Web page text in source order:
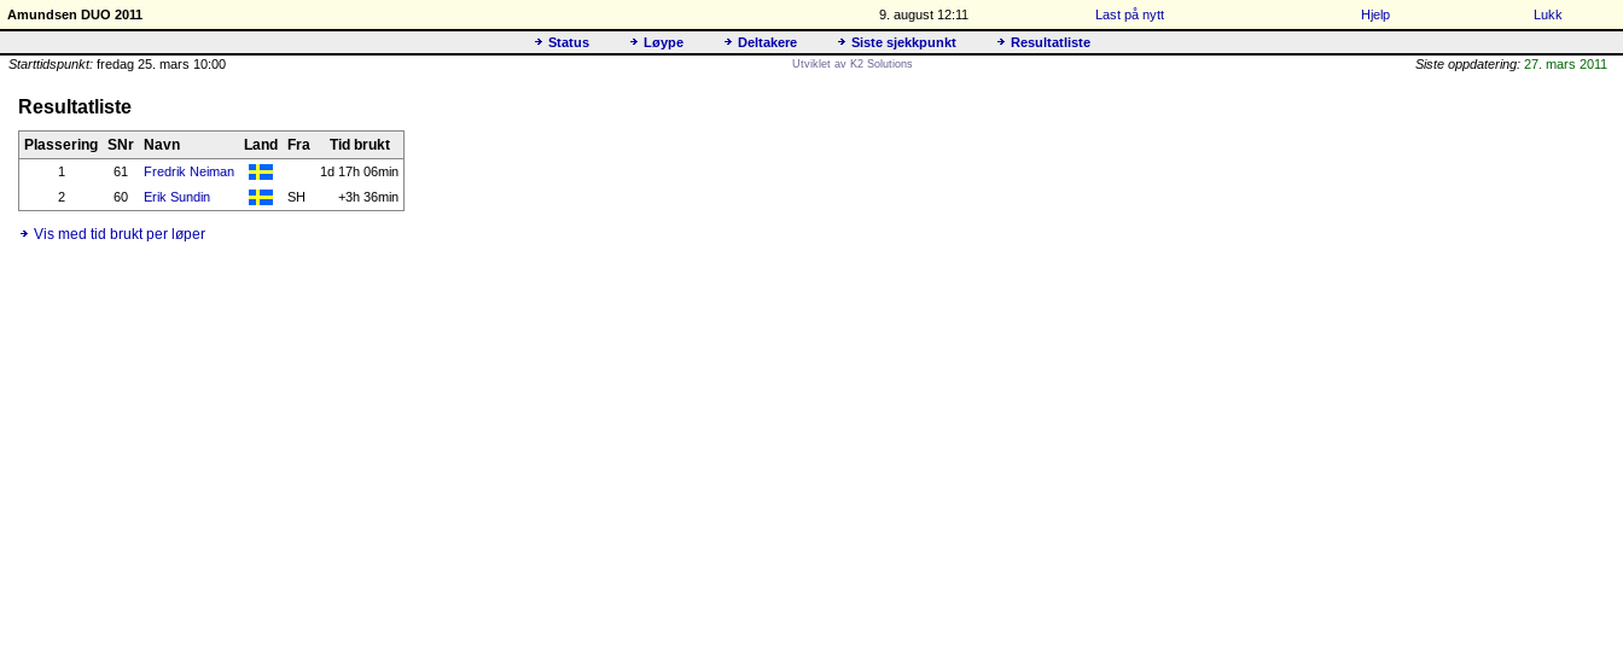
Amundsen DUO 2011 9. august 12:11 Last på nytt Hjelp
Lukk
Status
Løype Deltakere Siste sjekkpunkt
Resultatliste
Starttidspunkt: fredag 25. mars 10:00 Utviklet av K2 Solutions Siste oppdatering: 27. mars 2011
Resultatliste
Plassering SNr Navn Land Fra Tid brukt
1 61 Fredrik Neiman
1d 17h 06min
2
60 Erik Sundin SH +3h 36min
Vis med tid brukt per løper